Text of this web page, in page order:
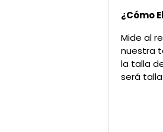
¿Cómo
Mide al
nuestra
la talla
será talla